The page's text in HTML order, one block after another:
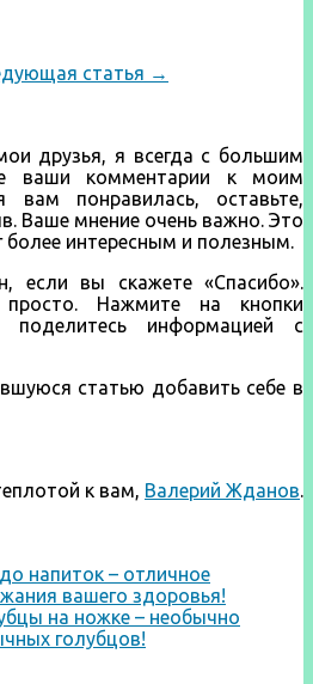
статья →
друзья, я всегда с большим
ваши комментарии к моим
вам понравилась, оставьте,
Ваше мнение очень важно. Это
более интересным и полезным.
если вы скажете «Спасибо».
Нажмите на кнопки
поделитесь информацией с
статью добавить себе в
к вам, Валерий Жданов.
напиток – отличное
вашего здоровья!
на ножке – необычно
голубцов!